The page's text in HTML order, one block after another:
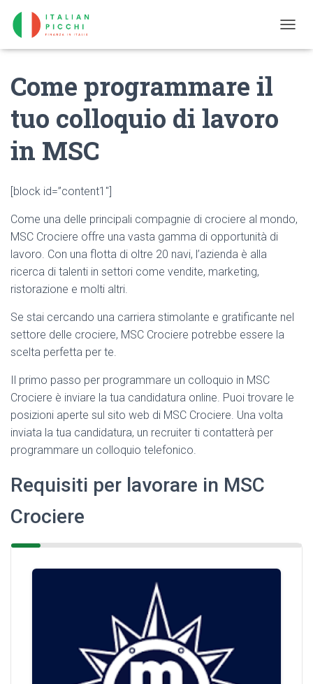
O
O
Come programmare il
tuo colloquio di lavoro
in MSC
[block id=”content1″]
Come una delle principali compagnie di crociere al mondo,
MSC Crociere offre una vasta gamma di opportunità di
lavoro. Con una flotta di oltre 20 navi, l’azienda è alla
ricerca di talenti in settori come vendite, marketing,
ristorazione e molti altri.
Se stai cercando una carriera stimolante e gratificante nel
settore delle crociere, MSC Crociere potrebbe essere la
scelta perfetta per te.
Il primo passo per programmare un colloquio in MSC
Crociere è inviare la tua candidatura online. Puoi trovare le
posizioni aperte sul sito web di MSC Crociere. Una volta
inviata la tua candidatura, un recruiter ti contatterà per
programmare un colloquio telefonico.
Requisiti per lavorare in MSC
Crociere